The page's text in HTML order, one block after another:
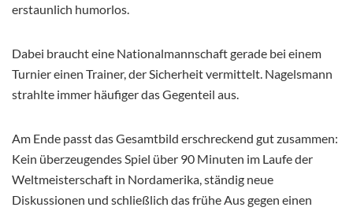
erstaunlich humorlos.
Dabei braucht eine Nationalmannschaft gerade bei einem
Turnier einen Trainer, der Sicherheit vermittelt. Nagelsmann
strahlte immer häufiger das Gegenteil aus.
Am Ende passt das Gesamtbild erschreckend gut zusammen:
Kein überzeugendes Spiel über 90 Minuten im Laufe der
Weltmeisterschaft in Nordamerika, ständig neue
Diskussionen und schließlich das frühe Aus gegen einen